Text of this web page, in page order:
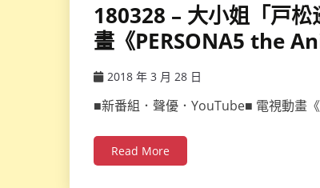
180328 – 大小姐「戸
畫《PERSONA5 the
2018 年 3 月 28 日
■新番組．聲優．YouTube■ 電視動畫
Read More